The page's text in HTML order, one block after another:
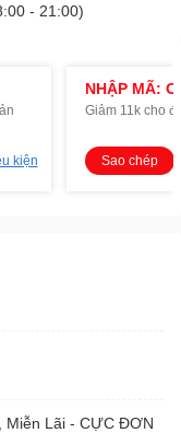
- 21:00)
kiện
NHẬP MÃ:
Giảm 11k cho
Sao chép
Miễn Lãi - CỰC ĐƠN